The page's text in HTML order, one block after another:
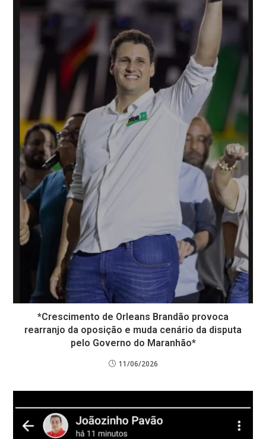
*Crescimento de Orleans Brandão provoca
rearranjo da oposição e muda cenário da disputa
pelo Governo do Maranhão*
11/06/2026